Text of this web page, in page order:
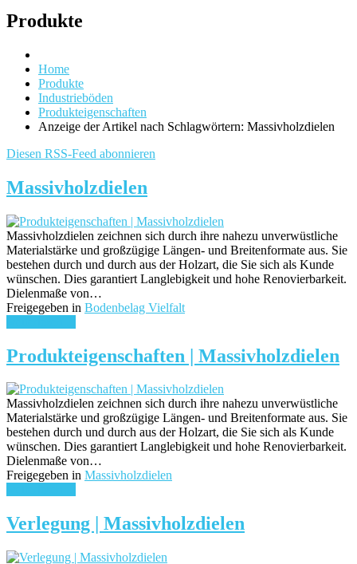
Produkte
Home
Produkte
Industrieböden
Produkteigenschaften
Anzeige der Artikel nach Schlagwörtern: Massivholzdielen
Diesen RSS-Feed abonnieren
Massivholzdielen
Massivholzdielen zeichnen sich durch ihre nahezu unverwüstliche
Materialstärke und großzügige Längen- und Breitenformate aus. Sie
bestehen durch und durch aus der Holzart, die Sie sich als Kunde
wünschen. Dies garantiert Langlebigkeit und hohe Renovierbarkeit.
Dielenmaße von…
Freigegeben in Bodenbelag Vielfalt
Produkteigenschaften | Massivholzdielen
Massivholzdielen zeichnen sich durch ihre nahezu unverwüstliche
Materialstärke und großzügige Längen- und Breitenformate aus. Sie
bestehen durch und durch aus der Holzart, die Sie sich als Kunde
wünschen. Dies garantiert Langlebigkeit und hohe Renovierbarkeit.
Dielenmaße von…
Freigegeben in Massivholzdielen
Verlegung | Massivholzdielen